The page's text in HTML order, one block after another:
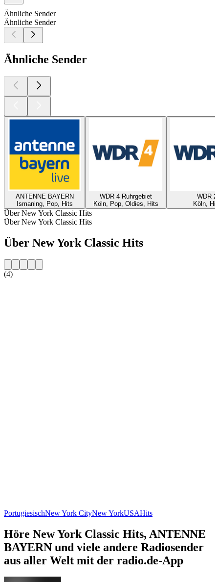
Ähnliche Sender
Ähnliche Sender
Ähnliche Sender
ANTENNE BAYERN
Ismaning, Pop, Hits
WDR 4 Ruhrgebiet
Köln, Pop, Oldies, Hits
WDR 2
Köln,
Über New York Classic Hits
Über New York Classic Hits
Über New York Classic Hits
(4)
PortugiesischNew York CityNew YorkUSAHits
Höre New York Classic Hits, ANTENNE
BAYERN und viele andere Radiosender
aus aller Welt mit der radio.de-App